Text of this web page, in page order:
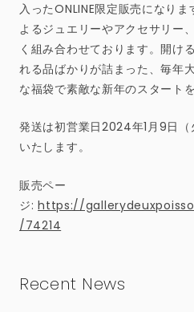
入ったONLINE限定販売になり
よるジュエリーやアクセサリー
く組み合わせております。開け
れる品ばかりが詰まった、毎年
な福袋で素敵な新年のスタート
発送は初営業日2024年1月9日
いたします。
販売ペー
ジ:https://
/74214
Recent News